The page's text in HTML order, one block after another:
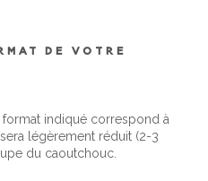
DE VOTRE
indiqué correspond à
légèrement réduit (2-3
du caoutchouc.